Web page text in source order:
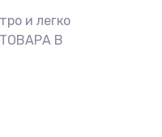
и легко
В